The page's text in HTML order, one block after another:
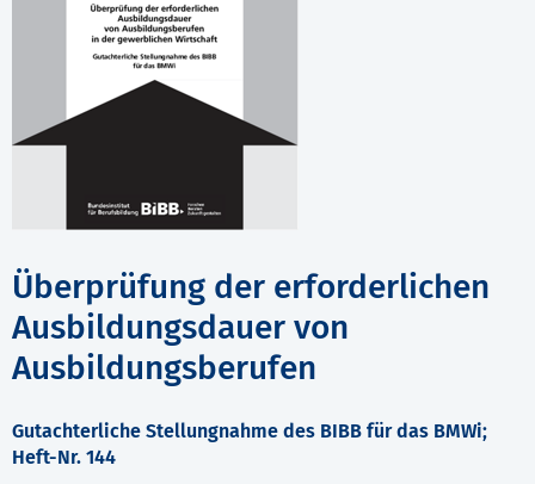
Überprüfung der erforderlichen
Ausbildungsdauer von
Ausbildungsberufen
Gutachterliche Stellungnahme des BIBB für das BMWi;
Heft-Nr. 144